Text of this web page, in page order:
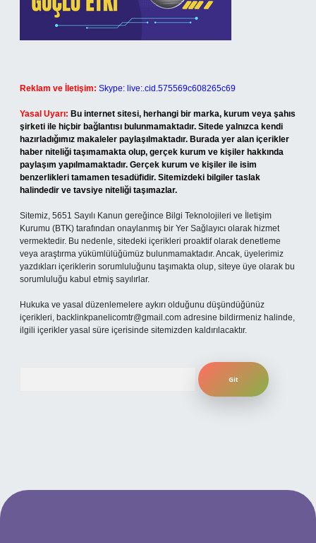
Reklam ve İletişim: Skype: live:.cid.575569c608265c69
Yasal Uyarı: Bu internet sitesi, herhangi bir marka, kurum veya şahıs
şirketi ile hiçbir bağlantısı bulunmamaktadır. Sitede yalnızca kendi
hazırladığımız makaleler paylaşılmaktadır. Burada yer alan içerikler
haber niteliği taşımamakta olup, gerçek kurum ve kişiler hakkında
paylaşım yapılmamaktadır. Gerçek kurum ve kişiler ile isim
benzerlikleri tamamen tesadüfidir. Sitemizdeki bilgiler taslak
halindedir ve tavsiye niteliği taşımazlar.
Sitemiz, 5651 Sayılı Kanun gereğince Bilgi Teknolojileri ve İletişim
Kurumu (BTK) tarafından onaylanmış bir Yer Sağlayıcı olarak hizmet
vermektedir. Bu nedenle, sitedeki içerikleri proaktif olarak denetleme
veya araştırma yükümlülüğümüz bulunmamaktadır. Ancak, üyelerimiz
yazdıkları içeriklerin sorumluluğunu taşımakta olup, siteye üye olarak bu
sorumluluğu kabul etmiş sayılırlar.
Hukuka ve yasal düzenlemelere aykırı olduğunu düşündüğünüz
içerikleri, backlinkpanelicomtr@gmail.com adresine bildirmeniz halinde,
ilgili içerikler yasal süre içerisinde sitemizden kaldırılacaktır.